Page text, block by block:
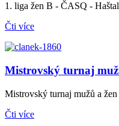
1. liga žen B - ČASQ -
Čti více
Mistrovský turnaj
Mistrovský turnaj mužů a
Čti více